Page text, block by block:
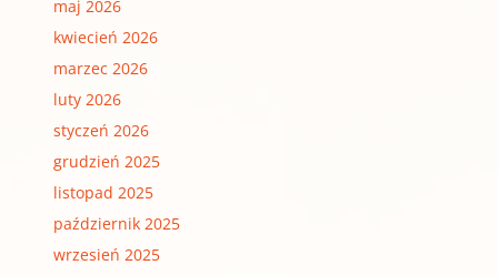
maj 2026
kwiecień 2026
marzec 2026
luty 2026
styczeń 2026
grudzień 2025
listopad 2025
październik 2025
wrzesień 2025